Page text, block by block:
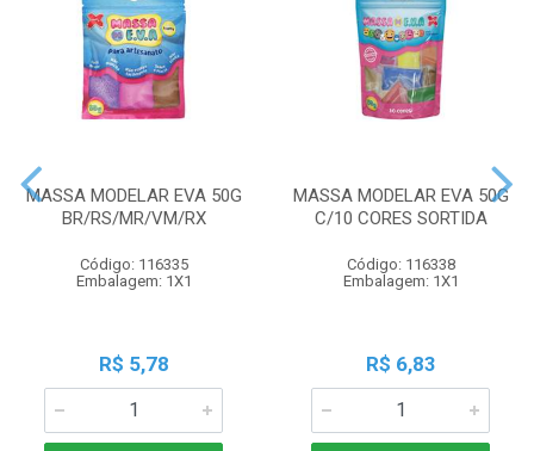
MASSA MODELAR EVA 50G
BR/RS/MR/VM/RX
Código: 116335
Embalagem: 1X1
R$ 5,78
MASSA MODELAR EVA 50G
C/10 CORES SORTIDA
Código: 116338
Embalagem: 1X1
R$ 6,83